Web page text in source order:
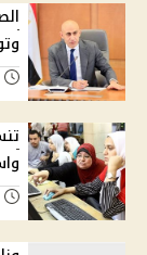
واستثناء